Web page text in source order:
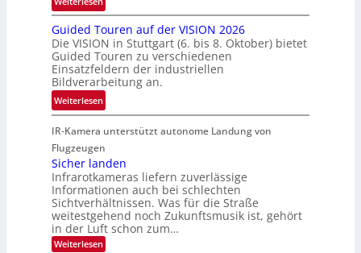
h
i
k
i
s
c
h
e
n
4
K
-
M
e
m
s
u
n
d
e
z
t
e
M
ö
g
l
i
c
h
k
e
i
t
R
ü
c
k
k
e
h
d
e
r
i
n
V
I
S
Guided Touren auf der VISION 2026
Die VISION in Stuttgart (6. bis 8. Oktober) bietet
Guided Touren zu verschiedenen
Einsatzfeldern der industriellen
Bildverarbeitung an.
Weiterlesen:
G
u
i
d
e
d
T
o
u
IR-Kamera unterstützt autonome Landung von
Flugzeugen
Sicher landen
Infrarotkameras liefern zuverlässige
Informationen auch bei schlechten
Sichtverhältnissen. Was für die Straße
weitestgehend noch Zukunftsmusik ist, gehört
in der Luft schon zum…
Weiterlesen: